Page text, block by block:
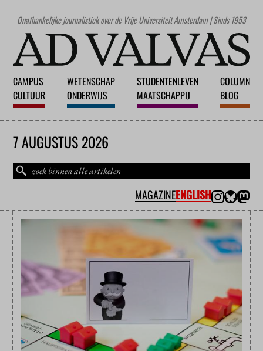
Onafhankelijke journalistiek over de Vrije Universiteit Amsterdam | Sinds 1953
CAMPUS
CULTUUR
WETENSCHAP
ONDERWIJS
STUDENTENLEVEN
MAATSCHAPPIJ
COLUMN
BLOG
7 AUGUSTUS 2026
MAGAZINEENGLISH